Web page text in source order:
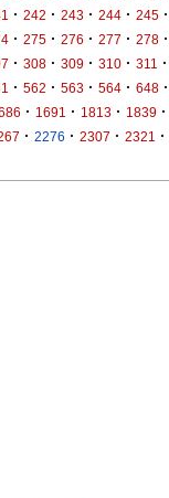
· 242 · 243 · 244 · 245 ·
· 275 · 276 · 277 · 278 ·
· 308 · 309 · 310 · 311 ·
· 562 · 563 · 564 · 648 ·
· 1691 · 1813 · 1839 ·
· 2276 · 2307 · 2321 ·